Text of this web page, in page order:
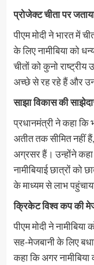
प्रोजेक्ट चीता पर
पीएम मोदी ने भारत में
के लिए नामीबिया को
चीतों को कुनो राष्ट्रीय
अच्छे से रह रहे हैं और
साझा विकास की
प्रधानमंत्री ने कहा
अतीत तक सीमित नहीं
अग्रसर हैं। उन्होंने
नामीबियाई छात्रों को
के माध्यम से लाभ
क्रिकेट विश्व कप की
पीएम मोदी ने
सह-मेजबानी के लिए
कहा कि अगर